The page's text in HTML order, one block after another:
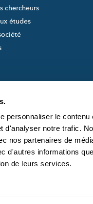
personnaliser le
d'analyser notre trafic.
nos partenaires de
d'autres informations
de leurs services.
chercheurs
études
created and managed by